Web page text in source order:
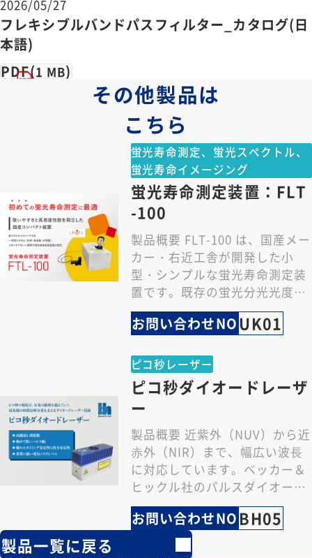
2026/05/27
フレキシブルバンドパスフィルター_カタログ(日
本語)
PDF(1 MB)
その他製品は
こちら
蛍光寿命測定、蛍光スペクトル、
蛍光寿命イメージング
蛍光寿命測定装置：FLT
-100
製品概要 FLT-100 は、国産メー
カー・右近工舎が開発した小
型・シンプルな蛍光寿命測定装
置です。既存の蛍光分光光度計
（例 : 日立 F-7000 シリーズ）
…
お問い合わせNOUK01
ピコ秒レーザー
ピコ秒ダイオードレーザ
ー
製品概要 近紫外（NUV）から近
⾚外（NIR）まで、幅広い波⻑
に対応しています。ベッカー＆
ヒックル社のパルスダイオード
レーザーは、⻑年にわたる精密
光学技術の蓄積…
お問い合わせNO BH05
製品一覧に戻る